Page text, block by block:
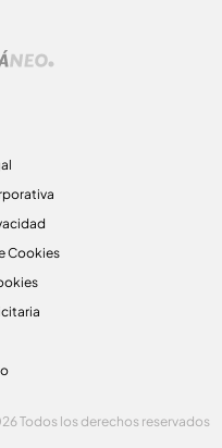
Cookies
Todos los derechos reservados